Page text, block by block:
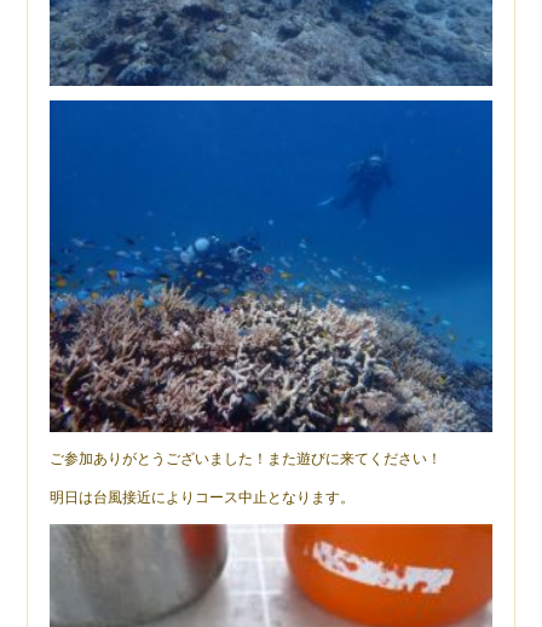
ご参加ありがとうございました！また遊びに来てください！
明日は台風接近によりコース中止となります。